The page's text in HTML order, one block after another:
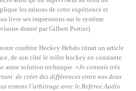
les raisons de cette expérience et
livre ses impressions sur le système
donné par Gilbert Portier).
confrère Hockey Hebdo titrait un article
de son côté le roller hockey en constante
autre solution technique. «Je connais très
de créer des différences entre nos deux
testons l’arbitrage avec le Referee Audio